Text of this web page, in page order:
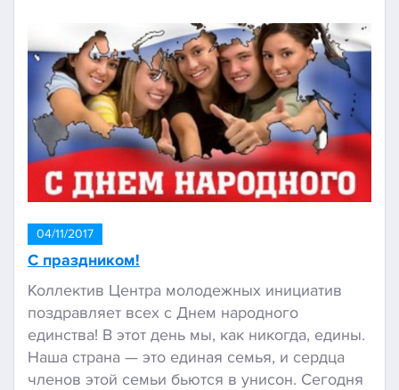
04/11/2017
С праздником!
Коллектив Центра молодежных инициатив
поздравляет всех с Днем народного
единства! В этот день мы, как никогда, едины.
Наша страна — это единая семья, и сердца
членов этой семьи бьются в унисон. Сегодня